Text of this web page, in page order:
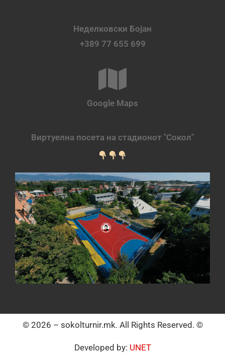
Неделковски Бојан
+389 77 655 699
Google Maps
Виртуелна посета на стадионот "Сокол"
© 2026 – sokolturnir.mk. All Rights Reserved. ©
Developed by: UNET